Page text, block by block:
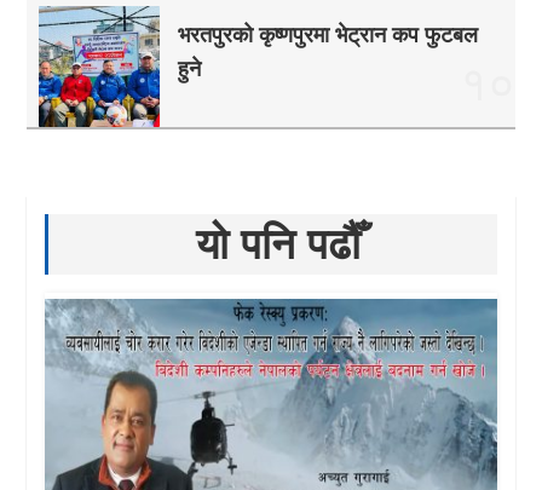
भरतपुरको कृष्णपुरमा भेट्रान कप फुटबल
हुने
यो पनि पढौँ